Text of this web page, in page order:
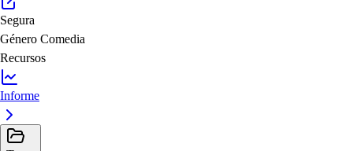
Segura
Género Comedia
Recursos
Informe